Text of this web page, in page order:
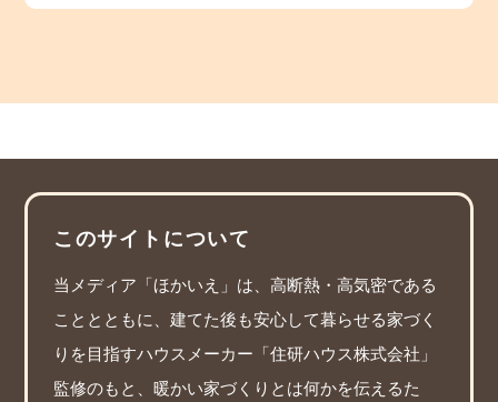
このサイトについて
当メディア「ほかいえ」は、高断熱・高気密である
こととともに、建てた後も安心して暮らせる家づく
りを目指すハウスメーカー「住研ハウス株式会社」
監修のもと、暖かい家づくりとは何かを伝えるた